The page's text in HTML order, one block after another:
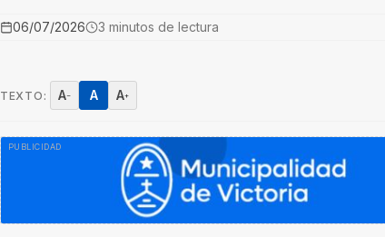
06/07/2026 3 minutos de lectura
TEXTO: A− A A+